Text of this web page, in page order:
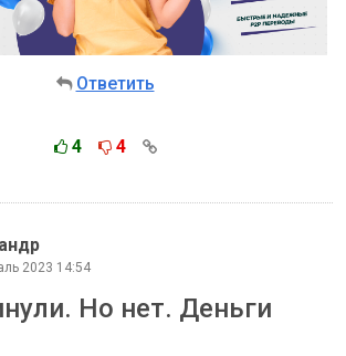
Ответить
4 4
2023 14:54
Но нет. Деньги